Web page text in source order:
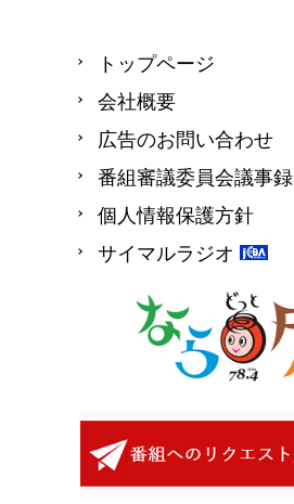
トップページ
会社概要
広告のお問い合わせ
番組審議委員会議事録
個人情報保護方針
サイマルラジオ